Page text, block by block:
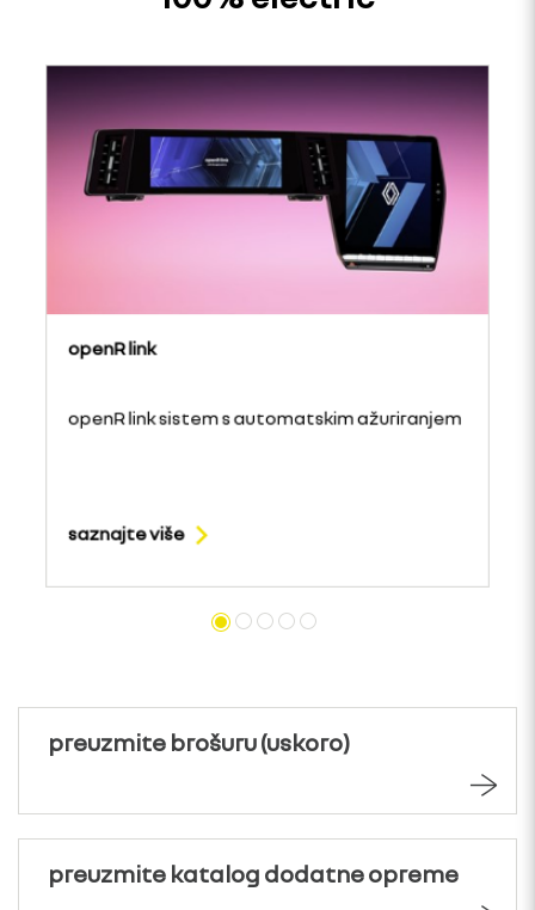
openR link
openR link sistem s automatskim ažuriranjem
saznajte više
preuzmite brošuru (uskoro)
preuzmite katalog dodatne opreme